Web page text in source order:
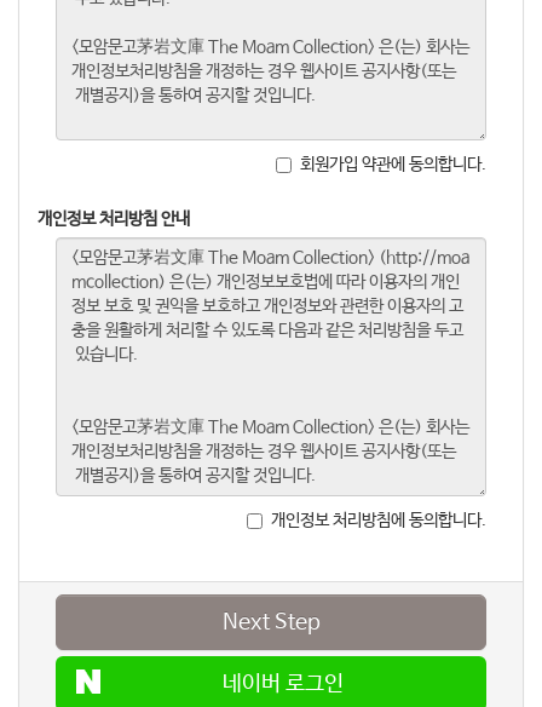
회원가입 약관에 동의합니다.
개인정보 처리방침 안내
개인정보 처리방침에 동의합니다.
Next Step
네이버 로그인